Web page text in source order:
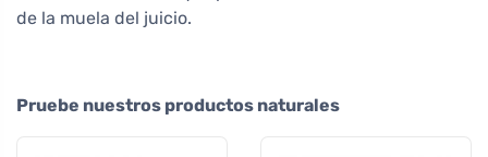
de la muela del juicio.
Pruebe nuestros productos naturales